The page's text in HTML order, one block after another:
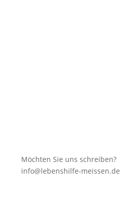
Möchten Sie uns schreiben?
info@lebenshilfe-meissen.de